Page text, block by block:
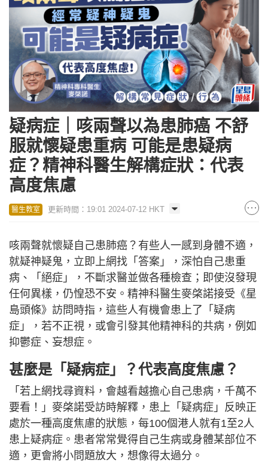
疑病症｜咳兩聲以為患肺癌 不舒
服就懷疑患重病 可能是患疑病
症？精神科醫生解構症狀：代表
高度焦慮
醫生教室 更新時間：19:01 2024-07-12 HKT
咳兩聲就懷疑自己患肺癌？有些人一感到身體不適，
就疑神疑鬼，立即上網找「答案」，深怕自己患重
病、「絕症」，不斷求醫並做各種檢查；即使沒發現
任何異樣，仍惶恐不安。精神科醫生麥棨諾接受《星
島頭條》訪問時指，這些人有機會患上了「疑病
症」，若不正視，或會引發其他精神科的共病，例如
抑鬱症、妄想症。
甚麼是「疑病症」？代表高度焦慮？
「若上網找尋資料，會越看越擔心自己患病，千萬不
要看！」麥棨諾受訪時解釋，患上「疑病症」反映正
處於一種高度焦慮的狀態，每100個港人就有1至2人
患上疑病症。患者常常覺得自己生病或身體某部位不
適，更會將小問題放大，想像得太過分。